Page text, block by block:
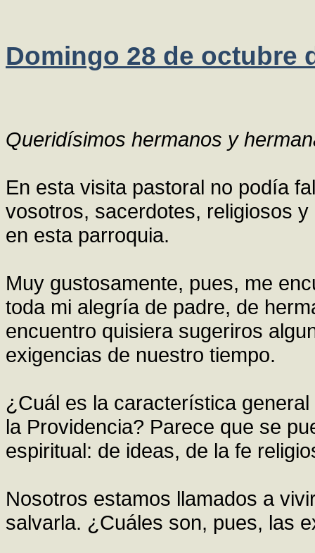
Domingo 28 de octubre
Queridísimos hermanos y
En esta visita pastoral no podía
vosotros, sacerdotes, religiosos
en esta parroquia.
Muy gustosamente, pues, me
toda mi alegría de padre, de
encuentro quisiera sugeriros
exigencias de nuestro tiempo.
¿Cuál es la característica
la Providencia? Parece que se
espiritual: de ideas, de la fe
Nosotros estamos llamados a
salvarla. ¿Cuáles son, pues, las